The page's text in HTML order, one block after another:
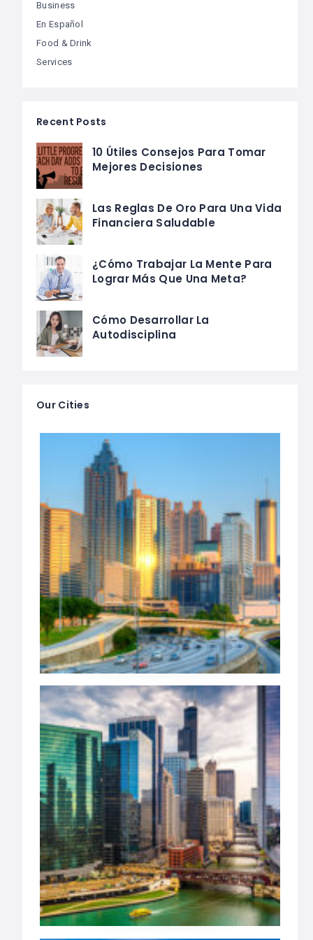
Business
En Español
Food & Drink
Services
Recent Posts
10 Útiles Consejos Para Tomar
Mejores Decisiones
Las Reglas De Oro Para Una Vida
Financiera Saludable
¿Cómo Trabajar La Mente Para
Lograr Más Que Una Meta?
Cómo Desarrollar La
Autodisciplina
Our Cities